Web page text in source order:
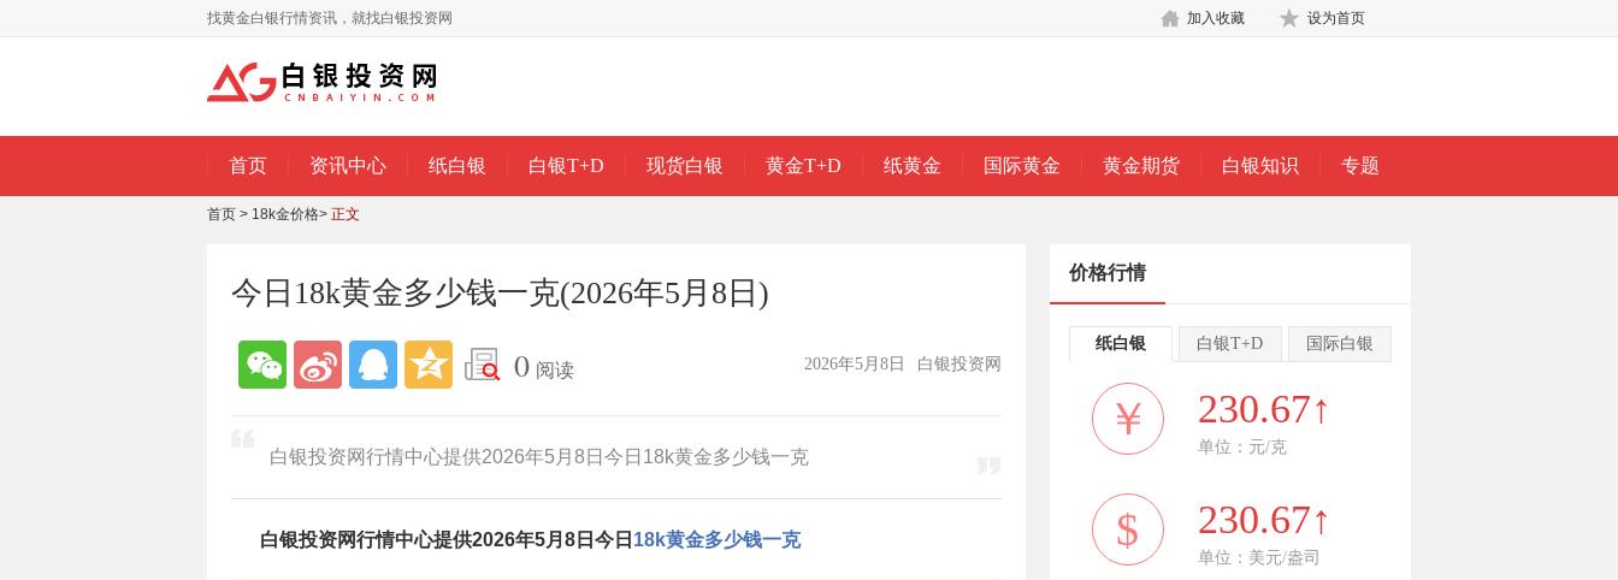
找黄金白银行情资讯，就找白银投资网 设为首页
加入收藏
首页 资讯中心 纸白银 白银T+D 现货白银 黄金T+D 纸黄金 国际黄金 黄金期货 白银知识 专题
首页 > 18k金价格> 正文
今日18k黄金多少钱一克(2026年5月8日)
0 阅读 白银投资网
2026年5月8日
白银投资网行情中心提供2026年5月8日今日18k黄金多少钱一克
白银投资网行情中心提供2026年5月8日 今日 18k黄金多少钱一克
价格行情
纸白银 白银T+D 国际白银
￥ 230.67↑
单位：元/克
$ 230.67↑
单位：美元/盎司